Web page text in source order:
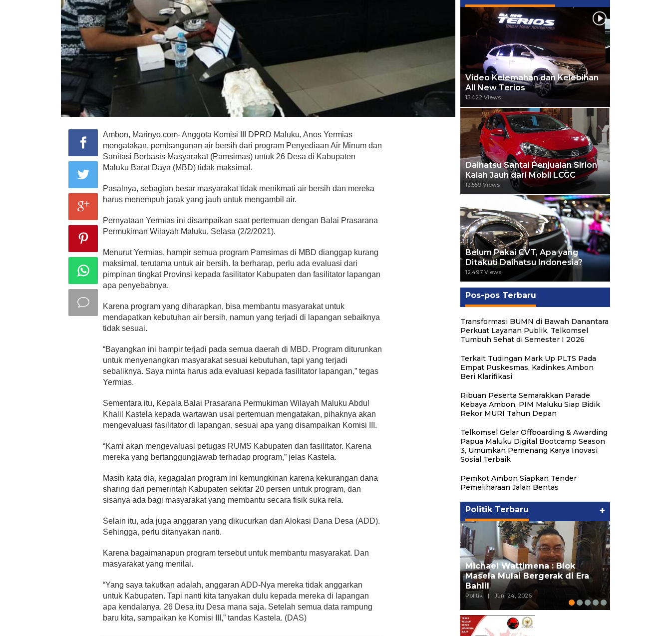
Ambon, Marinyo.com- Anggota Komisi III DPRD Maluku, Anos Yermias
mengatakan, pembangunan air bersih dari program Penyediaan Air Minum dan
Sanitasi Berbasis Masyarakat (Pamsimas) untuk 26 Desa di Kabupaten
Maluku Barat Daya (MBD) tidak maksimal.
Pasalnya, sebagian besar masyarakat tidak menikmati air bersih dan mereka
harus menempuh jarak yang jauh untuk mengambil air.
Pernyataan Yermias ini disampaikan saat pertemuan dengan Balai Prasarana
Permukiman Wilayah Maluku, Selasa (2/2/2021).
Menurut Yermias, hampir semua program Pamsimas di MBD dianggap kurang
maksimal, terutama untuk air bersih. Ia berharap, perlu ada evaluasi dari
pimpinan tingkat Provinsi kepada fasilitator Kabupaten dan fasilitator lapangan
apa penyebabnya.
Karena program yang diharapkan, bisa membantu masyarakat untuk
mendapatkan kebutuhan air bersih, namun yang terjadi di lapangan sebaiknya
tidak sesuai.
“Bayangkan ini hampir terjadi pada semua daerah di MBD. Program diturunkan
untuk menyenangkan masyarakat sesuai kebutuhan, tapi yang terjadi
sebaliknya. Saya minta harus ada evaluasi kepada fasilitator lapangan,” tegas
Yermias.
Sementara itu, Kepala Balai Prasarana Permukiman Wilayah Maluku Abdul
Khalil Kastela kepada wartawan usai pertemuan mengatakan, pihaknya akan
mengevaluasi fasilitator di lapangan, sesuai apa yang disampaikan Komisi III.
“Kami akan mengevaluasi petugas RUMS Kabupaten dan fasilitator. Karena
mereka yang bertanggungjawab terhadap program,” jelas Kastela.
Masih kata dia, kegagalan program ini kemungkinan karena kekurangan dana
sharing dari pemerintah Kabupaten sekitar 20 persen untuk program, dan
sisanya ada bagi masyarakat yang membantu secara fisik suka rela.
Selain itu, ada juga anggaran yang dikucurkan dari Alokasi Dana Desa (ADD).
Sehingga, perlu ditanyakan nanti.
Karena bagaimanapun program tersebut untuk membantu masyarakat. Dan
masyarakat yang menilai.
“Yang saya takutkan adalah, anggaran ADD-Nya mereka tidak anggarkan
untuk Kabupaten. Tapi nanti kita tanyakan dulu kepada mereka di lapangan
apa kendalanya. 26 Desa itu Desa mana saja. Setelah semua data rampung
baru kita, sampaikan ke Komisi III,” tandas Kastela. (DAS)
Video Kelemahan dan Kelebihan
All New Terios
13.422 Views
Daihatsu Santai Penjualan Sirion
Kalah Jauh dari Mobil LCGC
12.559 Views
Belum Pakai CVT, Apa yang
Ditakuti Daihatsu Indonesia?
12.497 Views
Pos-pos Terbaru
Transformasi BUMN di Bawah Danantara
Perkuat Layanan Publik, Telkomsel
Tumbuh Sehat di Semester I 2026
Terkait Tudingan Mark Up PLTS Pada
Empat Puskesmas, Kadinkes Ambon
Beri Klarifikasi
Ribuan Peserta Semarakkan Parade
Kebaya Ambon, PIM Maluku Siap Bidik
Rekor MURI Tahun Depan
Telkomsel Gelar Offboarding & Awarding
Papua Maluku Digital Bootcamp Season
3, Umumkan Pemenang Karya Inovasi
Sosial Terbaik
Pemkot Ambon Siapkan Tender
Pemeliharaan Jalan Bentas
Politik Terbaru +
Michael Wattimena : Blok
Masela Mulai Bergerak di Era
Bahlil
Politik | Juni 24, 2026